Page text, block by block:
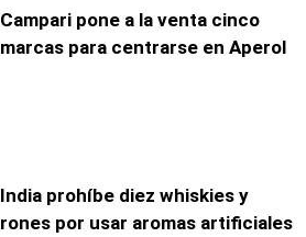
Campari pone a la venta cinco
marcas para centrarse en Aperol
India prohíbe diez whiskies y
rones por usar aromas artificiales